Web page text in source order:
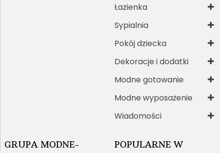
Łazienka
Sypialnia
Pokój dziecka
Dekoracje i dodatki
Modne gotowanie
Modne wyposażenie
Wiadomości
GRUPA MODNE-
POPULARNE W